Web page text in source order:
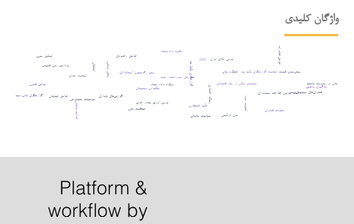
واژگان کلیدی
بدهی دولتی روش رگرسیون آستانه¬ای
اشتغال
کشورهای صادرکننده نفت کیفیت نهادی
ریسک اعتباری
سیستم بانکی و رشد اقتصادی گزارشگری یکپارچه کیفیت گزارشگری یکپارچه عملکرد مالی
ارتباط ارزشی اطلاعات حسابداری
کیفیت سود بورس اوراق بهادار عراق
گزارش‌های پایداری
تأثیر نامتقارن
فناوری‌های دیجیتال نوین
تحولات فناوری
مؤسسات حسابرسی
رویکرد داده بنیاد
بورس کالای ایران
پردازش زبان طبیعی
تحلیل حس
پیش‌بینی قیمت
مدل ترکیبی
یادگیری ماشین
شفافیت مالی در مدیریت مالیات
عوامل فناورانه
عوامل قانونی
عوامل عملیاتی
عوامل راهبردی
گزارشگری مالی دیجیتال
xbrl
نظریه داده‌بنیاد
سیاست مالیاتی
شفافیت مالی عدالت مالیاتی
حکمرانی دیجیتال